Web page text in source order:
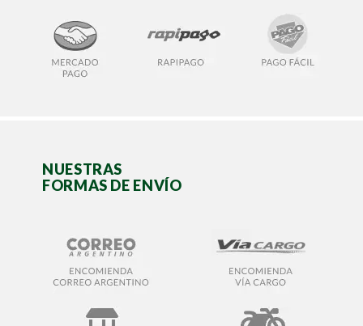
NUESTRAS
FORMAS DE ENVÍO